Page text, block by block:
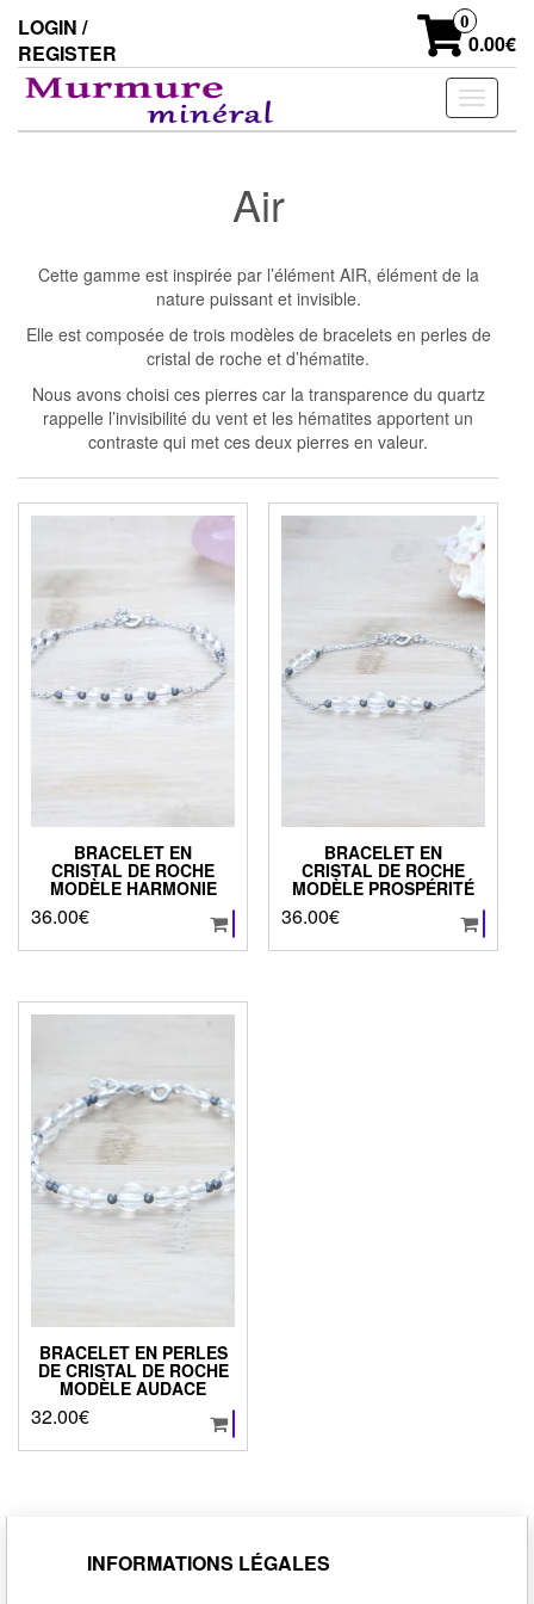
the
content
LOGIN /
REGISTER
0
0.00€
Toggle
Air
Cette gamme est inspirée par l’élément AIR, élément de la
nature puissant et invisible.
Elle est composée de trois modèles de bracelets en perles de
cristal de roche et d’hématite.
Nous avons choisi ces pierres car la transparence du quartz
rappelle l’invisibilité du vent et les hématites apportent un
contraste qui met ces deux pierres en valeur.
BRACELET EN
CRISTAL DE ROCHE
MODÈLE HARMONIE
36.00€
BRACELET EN
CRISTAL DE ROCHE
MODÈLE PROSPÉRITÉ
36.00€
BRACELET EN PERLES
DE CRISTAL DE ROCHE
MODÈLE AUDACE
32.00€
INFORMATIONS LÉGALES